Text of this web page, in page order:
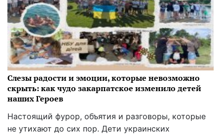
Слезы радости и эмоции, которые невозможно
скрыть: как чудо закарпатское изменило детей
наших Героев
Настоящий фурор, объятия и разговоры, которые
не утихают до сих пор. Дети украинских